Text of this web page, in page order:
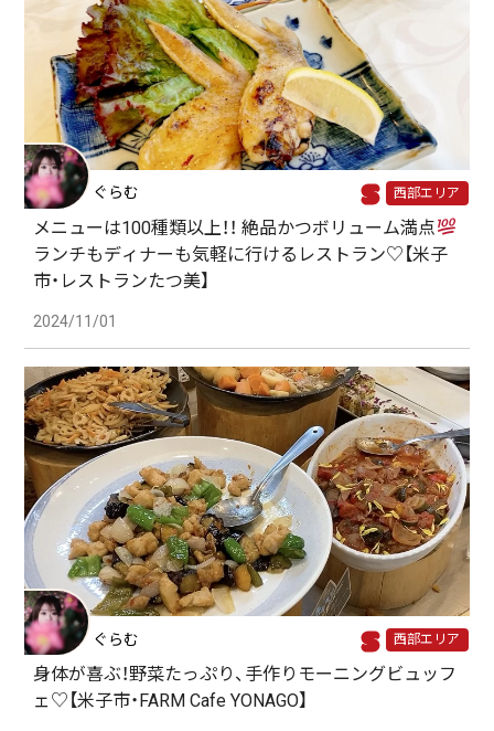
ぐらむ 西部エリア
メニューは100種類以上！！ 絶品かつボリューム満点
ランチもディナーも気軽に行けるレストラン♡【米子
市・レストランたつ美】
2024/11/01
ぐらむ 西部エリア
身体が喜ぶ！野菜たっぷり、手作りモーニングビュッフ
ェ♡【米子市・FARM Cafe YONAGO】